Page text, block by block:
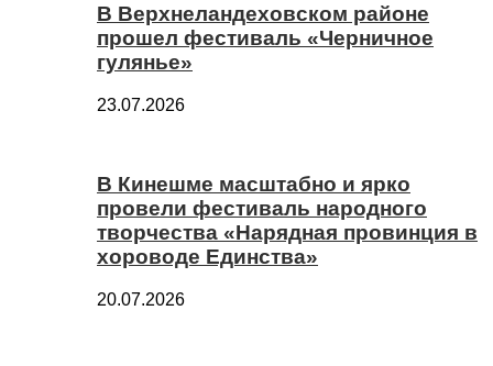
В Верхнеландеховском районе
прошел фестиваль «Черничное
гулянье»
23.07.2026
В Кинешме масштабно и ярко
провели фестиваль народного
творчества «Нарядная провинция в
хороводе Единства»
20.07.2026